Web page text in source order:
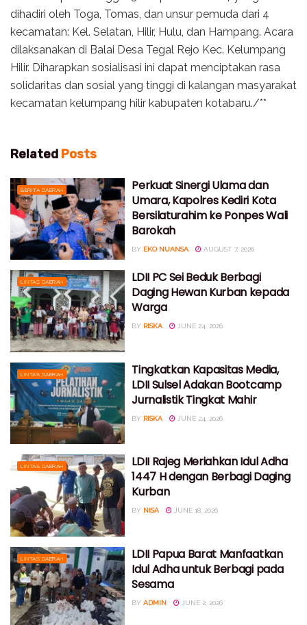
dihadiri oleh Toga, Tomas, dan unsur pemuda dari 4
kecamatan: Kel. Selatan, Hilir, Hulu, dan Hampang. Acara
dilaksanakan di Balai Desa Tegal Rejo Kec. Kelumpang
Hilir. Diharapkan sosialisasi ini dapat menciptakan rasa
solidaritas dan sosial yang tinggi di kalangan masyarakat
kecamatan kelumpang hilir kabupaten kotabaru./**
Related Posts
BERITA DAERAH
Perkuat Sinergi Ulama dan
Umara, Kapolres Kediri Kota
Bersilaturahim ke Ponpes Wali
Barokah
BY EKO NUANSA AUGUST 7, 2026
LINTAS DAERAH
LDII PC Sei Beduk Berbagi
Daging Hewan Kurban kepada
Warga
BY RISKA JUNE 24, 2026
LINTAS DAERAH
Tingkatkan Kapasitas Media,
LDII Sulsel Adakan Bootcamp
Jurnalistik Tingkat Mahir
BY RISKA JUNE 24, 2026
LINTAS DAERAH
LDII Rajeg Meriahkan Idul Adha
1447 H dengan Berbagi Daging
Kurban
BY NISA JUNE 18, 2026
LINTAS DAERAH
LDII Papua Barat Manfaatkan
Idul Adha untuk Berbagi pada
Sesama
BY ADMIN JUNE 2, 2026